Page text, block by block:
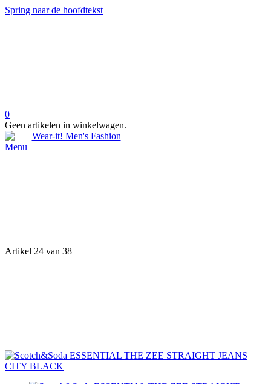
Spring naar de hoofdtekst
0
Geen artikelen in winkelwagen.
Menu
Artikel 24 van 38